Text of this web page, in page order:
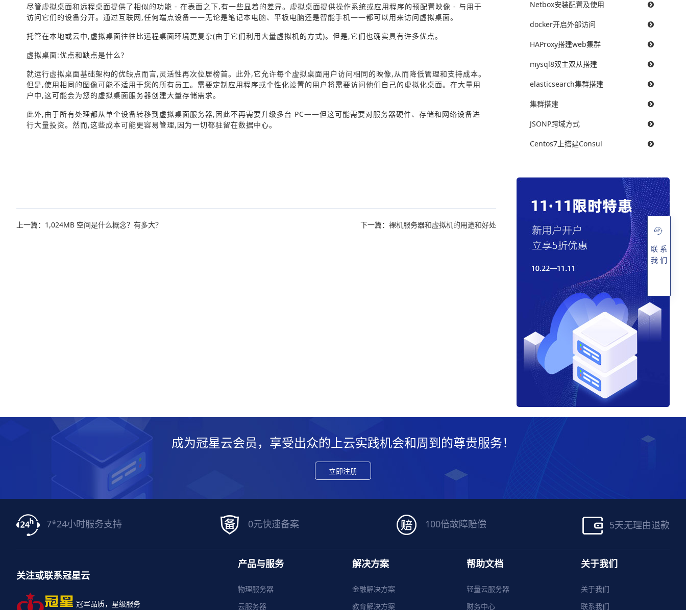
尽管虚拟桌面和远程桌面提供了相似的功能 - 在表面之下,有一些显着的差异。虚拟桌面提供操作系统或应用程序的预配置映像 - 与用于
访问它们的设备分开。通过互联网,任何端点设备——无论是笔记本电脑、平板电脑还是智能手机——都可以用来访问虚拟桌面。
托管在本地或云中,虚拟桌面往往比远程桌面环境更复杂(由于它们利用大量虚拟机的方式)。但是,它们也确实具有许多优点。
虚拟桌面:优点和缺点是什么?
就运行虚拟桌面基础架构的优缺点而言,灵活性再次位居榜首。此外,它允许每个虚拟桌面用户访问相同的映像,从而降低管理和支持成本。
但是,使用相同的图像可能不适用于您的所有员工。需要定制应用程序或个性化设置的用户将需要访问他们自己的虚拟化桌面。在大量用
户中,这可能会为您的虚拟桌面服务器创建大量存储需求。
此外,由于所有处理都从单个设备转移到虚拟桌面服务器,因此不再需要升级多台 PC——但这可能需要对服务器硬件、存储和网络设备进
行大量投资。然而,这些成本可能更容易管理,因为一切都驻留在数据中心。
上一篇：1,024MB 空间是什么概念？有多大？ 下一篇：裸机服务器和虚拟机的用途和好处
Netbox安装配置及使用
docker开启外部访问
HAProxy搭建web集群
mysql8双主双从搭建
elasticsearch集群搭建
集群搭建
JSONP跨域方式
Centos7上搭建Consul
成为冠星云会员，享受出众的上云实践机会和周到的尊贵服务！
立即注册
7*24小时服务支持 0元快速备案 100倍故障赔偿 5天无理由退款
关注或联系冠星云
冠军品质，星级服务
产品与服务
物理服务器
云服务器
解决方案
金融解决方案
教育解决方案
帮助文档
轻量云服务器
财务中心
关于我们
关于我们
联系我们
联 系
我 们